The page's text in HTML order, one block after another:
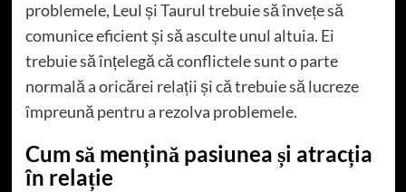
problemele, Leul și Taurul trebuie să învețe să
comunice eficient și să asculte unul altuia. Ei
trebuie să înțelegă că conflictele sunt o parte
normală a oricărei relații și că trebuie să lucreze
împreună pentru a rezolva problemele.
Cum să mențină pasiunea și atracția
în relație